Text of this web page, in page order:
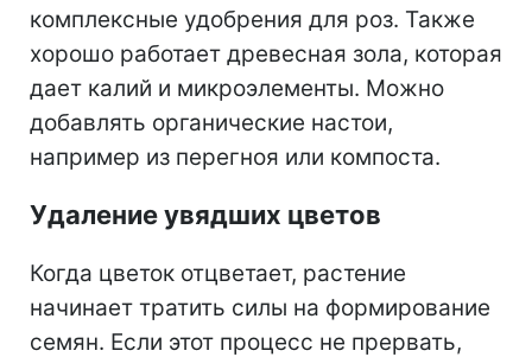
комплексные удобрения для роз. Также
хорошо работает древесная зола, которая
дает калий и микроэлементы. Можно
добавлять органические настои,
например из перегноя или компоста.
Удаление увядших цветов
Когда цветок отцветает, растение
начинает тратить силы на формирование
семян. Если этот процесс не прервать,